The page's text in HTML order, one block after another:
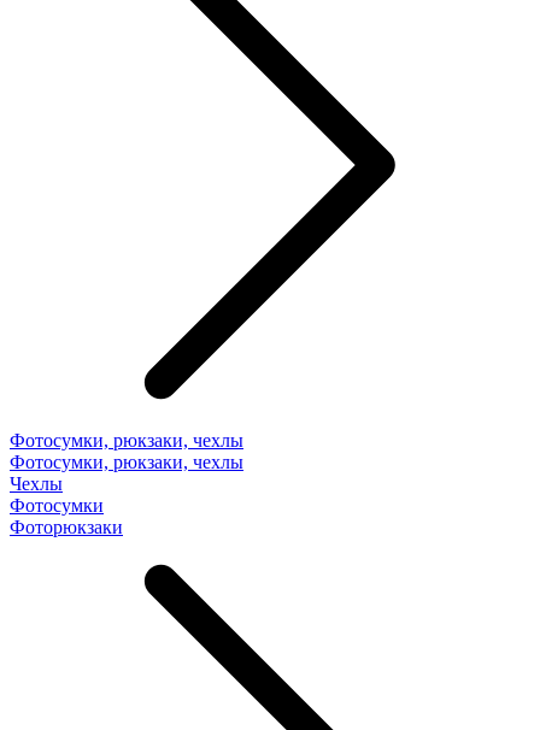
Фотосумки, рюкзаки, чехлы
Фотосумки, рюкзаки, чехлы
Чехлы
Фотосумки
Фоторюкзаки